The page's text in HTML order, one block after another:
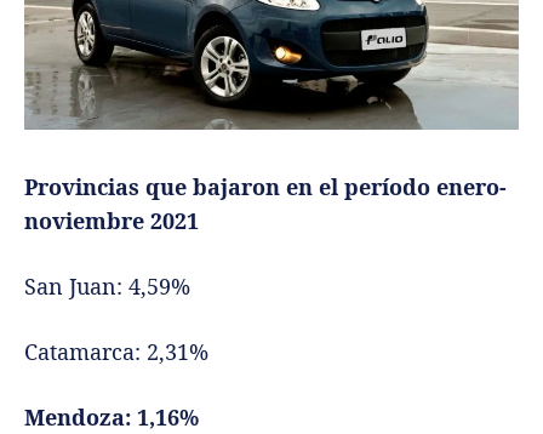
Provincias que bajaron en el período enero-
noviembre 2021
San Juan: 4,59%
Catamarca: 2,31%
Mendoza: 1,16%